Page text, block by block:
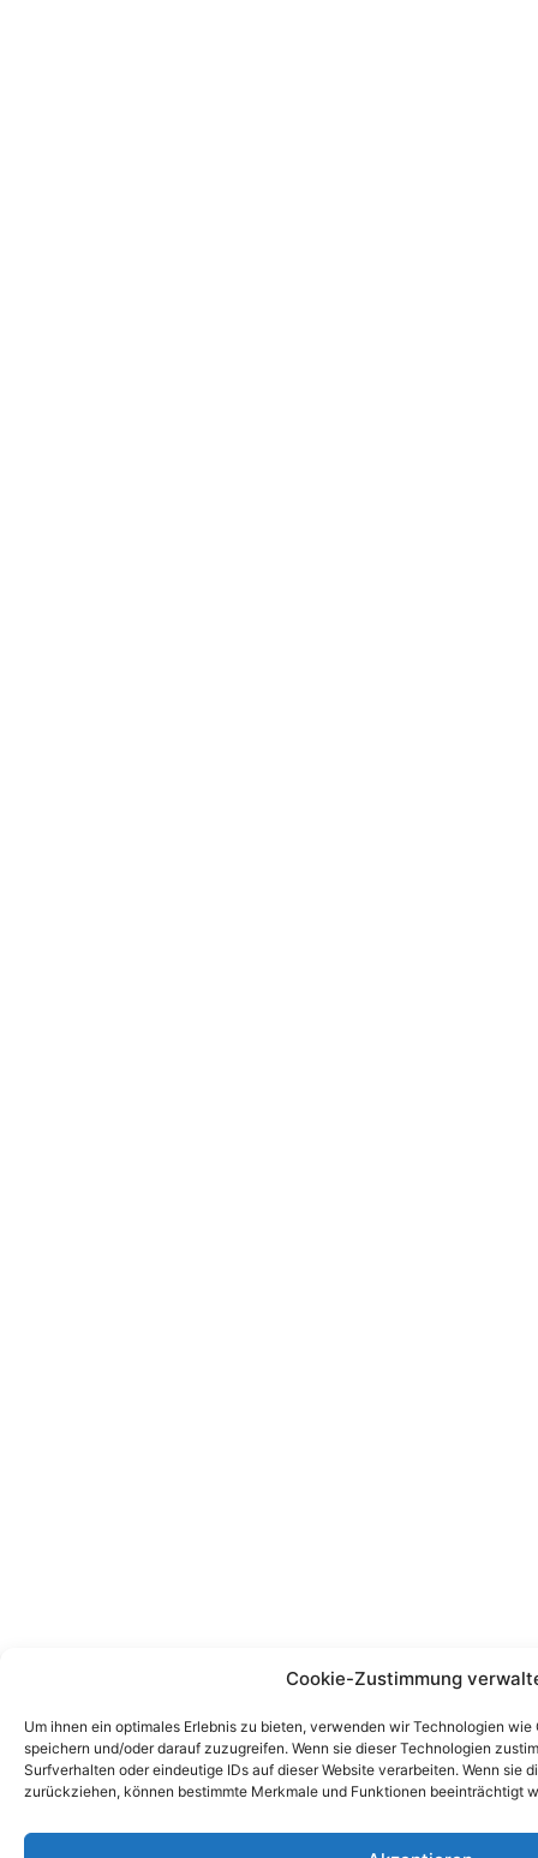
Cookie-Zustimmung
Um ihnen ein optimales Erlebnis zu bieten, verwenden wir Technologien
speichern und/oder darauf zuzugreifen. Wenn sie dieser Technologien
Surfverhalten oder eindeutige IDs auf dieser Website verarbeiten. Wenn sie
zurückziehen, können bestimmte Merkmale und Funktionen beeinträchtigt